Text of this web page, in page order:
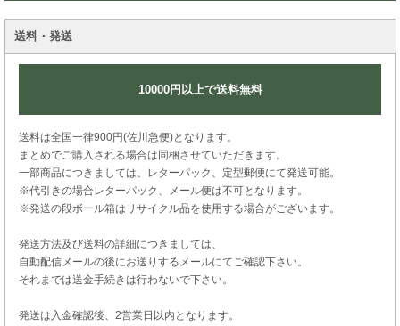
送料・発送
10000円以上で送料無料
送料は全国一律900円(佐川急便)となります。
まとめでご購入される場合は同梱させていただきます。
一部商品につきましては、レターパック、定型郵便にて発送可能。
※代引きの場合レターパック、メール便は不可となります。
※発送の段ボール箱はリサイクル品を使用する場合がございます。
発送方法及び送料の詳細につきましては、
自動配信メールの後にお送りするメールにてご確認下さい。
それまでは送金手続きは行わないで下さい。
発送は入金確認後、2営業日以内となります。